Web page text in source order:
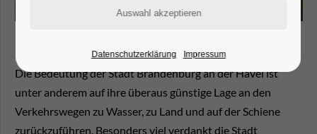
Die Bedeutung der Stadt Brandenburg an der Havel ist
unter anderem auf ihre überaus günstige Lage an den
Verkehrswegen zu Wasser, zu Land und auf der Schiene
zurückzuführen. Besonders viel verdankt die Stadt
Datenschutzerklärung Impressum